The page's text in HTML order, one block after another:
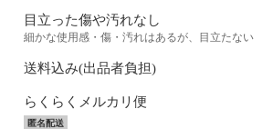
目立った傷や汚れなし
細かな使用感・傷・汚れはあるが、目立たない
送料込み(出品者負担)
らくらくメルカリ便
匿名配送